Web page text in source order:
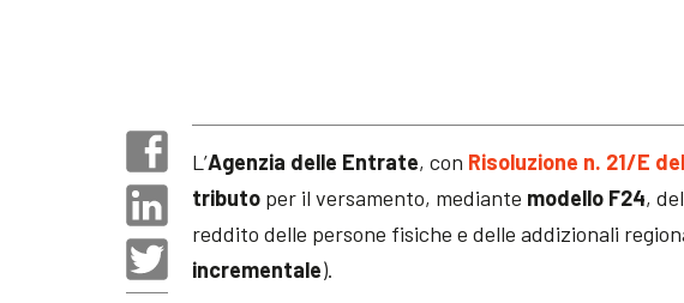
L’Agenzia delle Entrate, con Risoluzione n. 21/E
tributo per il versamento, mediante modello F24,
reddito delle persone fisiche e delle addizionali
incrementale).